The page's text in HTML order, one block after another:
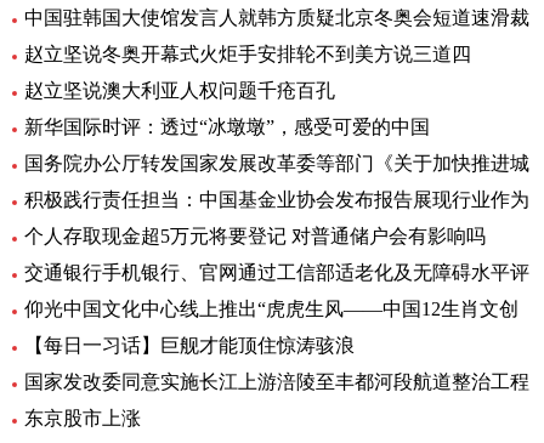
中国驻韩国大使馆发言人就韩方质疑北京冬奥会短道速滑裁
赵立坚说冬奥开幕式火炬手安排轮不到美方说三道四
赵立坚说澳大利亚人权问题千疮百孔
新华国际时评：透过“冰墩墩”，感受可爱的中国
国务院办公厅转发国家发展改革委等部门《关于加快推进城
积极践行责任担当：中国基金业协会发布报告展现行业作为
个人存取现金超5万元将要登记 对普通储户会有影响吗
交通银行手机银行、官网通过工信部适老化及无障碍水平评
仰光中国文化中心线上推出“虎虎生风——中国12生肖文创
【每日一习话】巨舰才能顶住惊涛骇浪
国家发改委同意实施长江上游涪陵至丰都河段航道整治工程
东京股市上涨